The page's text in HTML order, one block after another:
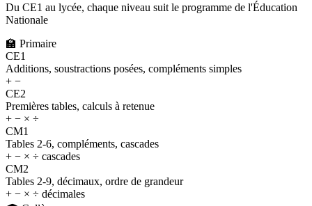
Du CE1 au lycée, chaque niveau suit le programme de l'Éducation
Nationale
🏫 Primaire
CE1
Additions, soustractions posées, compléments simples
+ −
CE2
Premières tables, calculs à retenue
+ − × ÷
CM1
Tables 2-6, compléments, cascades
+ − × ÷ cascades
CM2
Tables 2-9, décimaux, ordre de grandeur
+ − × ÷ décimales